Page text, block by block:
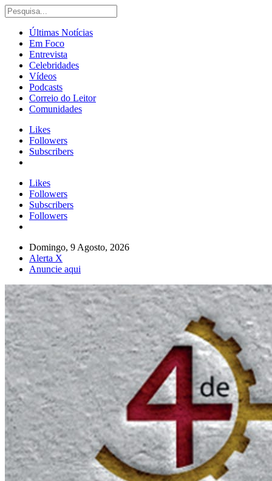
Últimas Notícias
Em Foco
Entrevista
Celebridades
Vídeos
Podcasts
Correio do Leitor
Comunidades
Likes
Followers
Subscribers
Likes
Followers
Subscribers
Followers
Domingo, 9 Agosto, 2026
Alerta X
Anuncie aqui